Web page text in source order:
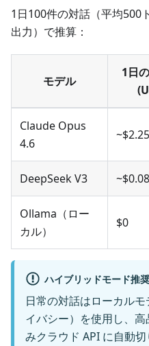
1日100件の対話（平均500
出力）で推算：
モデル
1日
Claude Opus
4.6
~$2.25
DeepSeek V3 ~$0.08
Ollama（ロー
カル）
$0
ハイブリッドモード推奨
日常の対話はローカル
イバシー）を使用し、
みクラウド API に自動